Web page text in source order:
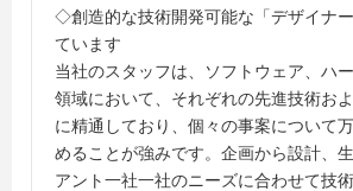
◇創造的な技術開発可能な「デザイナ
ています
当社のスタッフは、ソフトウェア、ハ
領域において、それぞれの先進技術お
に精通しており、個々の事案について
めることが強みです。企画から設計、
アント一社一社のニーズに合わせて技